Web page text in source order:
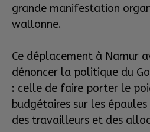
grande manifestation
wallonne.
Ce déplacement à Namur
dénoncer la politique du
: celle de faire porter le
budgétaires sur les
des travailleurs et des